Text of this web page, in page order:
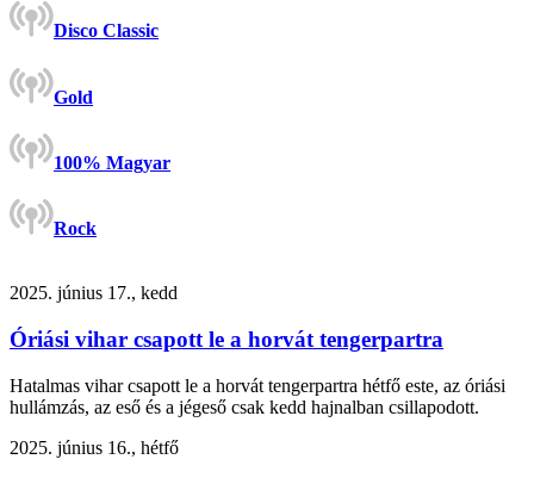
Disco Classic
Gold
100% Magyar
Rock
2025. június 17., kedd
Óriási vihar csapott le a horvát tengerpartra
Hatalmas vihar csapott le a horvát tengerpartra hétfő este, az óriási
hullámzás, az eső és a jégeső csak kedd hajnalban csillapodott.
2025. június 16., hétfő